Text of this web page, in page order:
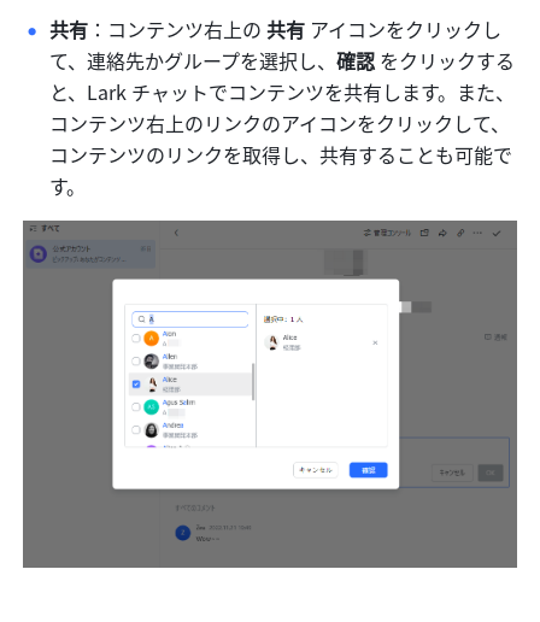
共有 ：コンテンツ右上の 共有 アイコンをクリックし
て、連絡先かグループを選択し、確認 をクリックする
と、Lark チャットでコンテンツを共有します。また、
コンテンツ右上のリンクのアイコンをクリックして、
コンテンツのリンクを取得し、共有することも可能で
す。